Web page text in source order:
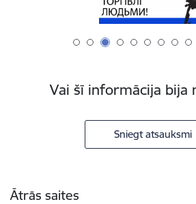
Vai šī informācija bija
Sniegt atsauksmi
Ātrās saites